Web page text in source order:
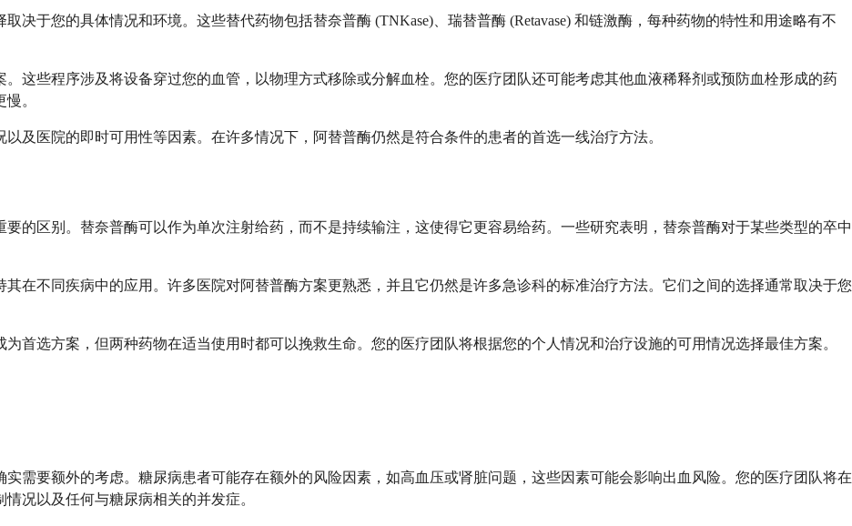
决于您的具体情况和环境。这些替代药物包括替奈普酶 (TNKase)、瑞替普酶 (Retavase) 和链激酶，每种药物的特性和用途略有不
这些程序涉及将设备穿过您的血管，以物理方式移除或分解血栓。您的医疗团队还可能考虑其他血液稀释剂或预防血栓形成的药
。
及医院的即时可用性等因素。在许多情况下，阿替普酶仍然是符合条件的患者的首选一线治疗方法。
的区别。替奈普酶可以作为单次注射给药，而不是持续输注，这使得它更容易给药。一些研究表明，替奈普酶对于某些类型的卒中
在不同疾病中的应用。许多医院对阿替普酶方案更熟悉，并且它仍然是许多急诊科的标准治疗方法。它们之间的选择通常取决于您
首选方案，但两种药物在适当使用时都可以挽救生命。您的医疗团队将根据您的个人情况和治疗设施的可用情况选择最佳方案。
需要额外的考虑。糖尿病患者可能存在额外的风险因素，如高血压或肾脏问题，这些因素可能会影响出血风险。您的医疗团队将在
况以及任何与糖尿病相关的并发症。